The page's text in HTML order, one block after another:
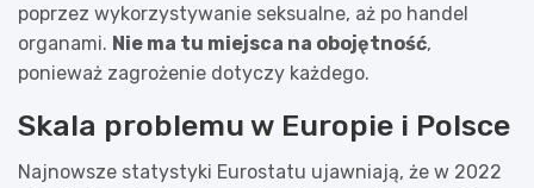
poprzez wykorzystywanie seksualne, aż po handel
organami. Nie ma tu miejsca na obojętność,
ponieważ zagrożenie dotyczy każdego.
Skala problemu w Europie i Polsce
Najnowsze statystyki Eurostatu ujawniają, że w 2022